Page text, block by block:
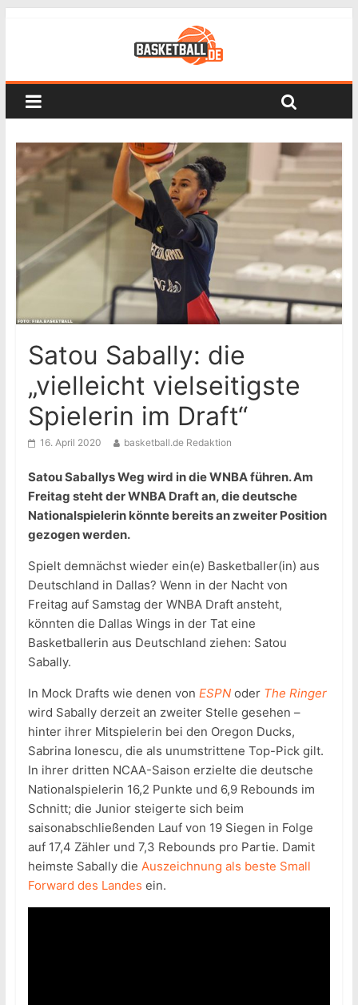
Satou Sabally: die
„vielleicht vielseitigste
Spielerin im Draft“
16. April 2020 basketball.de Redaktion
Satou Saballys Weg wird in die WNBA führen. Am
Freitag steht der WNBA Draft an, die deutsche
Nationalspielerin könnte bereits an zweiter Position
gezogen werden.
Spielt demnächst wieder ein(e) Basketballer(in) aus
Deutschland in Dallas? Wenn in der Nacht von
Freitag auf Samstag der WNBA Draft ansteht,
könnten die Dallas Wings in der Tat eine
Basketballerin aus Deutschland ziehen: Satou
Sabally.
In Mock Drafts wie denen von ESPNoder The Ringer
wird Sabally derzeit an zweiter Stelle gesehen –
hinter ihrer Mitspielerin bei den Oregon Ducks,
Sabrina Ionescu, die als unumstrittene Top-Pick gilt.
In ihrer dritten NCAA-Saison erzielte die deutsche
Nationalspielerin 16,2 Punkte und 6,9 Rebounds im
Schnitt; die Junior steigerte sich beim
saisonabschließenden Lauf von 19 Siegen in Folge
auf 17,4 Zähler und 7,3 Rebounds pro Partie. Damit
heimste Sabally die Auszeichnung als beste Small
Forward des Landes ein.